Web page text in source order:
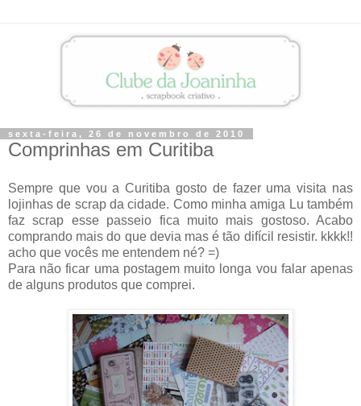
sexta-feira, 26 de novembro de 2010
Comprinhas em Curitiba
Sempre que vou a Curitiba gosto de fazer uma visita nas
lojinhas de scrap da cidade. Como minha amiga Lu também
faz scrap esse passeio fica muito mais gostoso. Acabo
comprando mais do que devia mas é tão difícil resistir. kkkk!!
acho que vocês me entendem né? =)
Para não ficar uma postagem muito longa vou falar apenas
de alguns produtos que comprei.